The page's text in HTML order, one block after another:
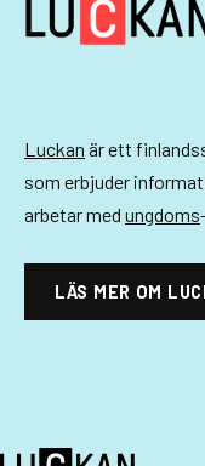
Luckan är ett
som erbjuder
arbetar med ungdoms
LÄS MER OM